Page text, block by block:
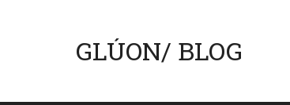
GLÚON/ BLOG